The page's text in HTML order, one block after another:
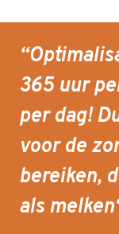
365 uur
per dag!
voor de
bereiken,
als melken